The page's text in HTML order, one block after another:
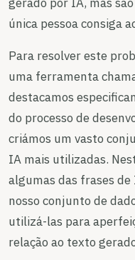
única pessoa consiga
Para resolver este
uma ferramenta
destacamos
do processo de
criámos um vasto
IA mais utilizadas.
algumas das frases
nosso conjunto de
utilizá-las para
relação ao texto